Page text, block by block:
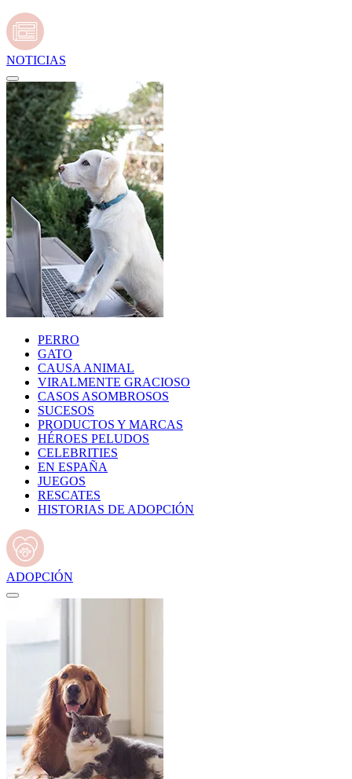
NOTICIAS
PERRO
GATO
CAUSA ANIMAL
VIRALMENTE GRACIOSO
CASOS ASOMBROSOS
SUCESOS
PRODUCTOS Y MARCAS
HÉROES PELUDOS
CELEBRITIES
EN ESPAÑA
JUEGOS
RESCATES
HISTORIAS DE ADOPCIÓN
ADOPCIÓN